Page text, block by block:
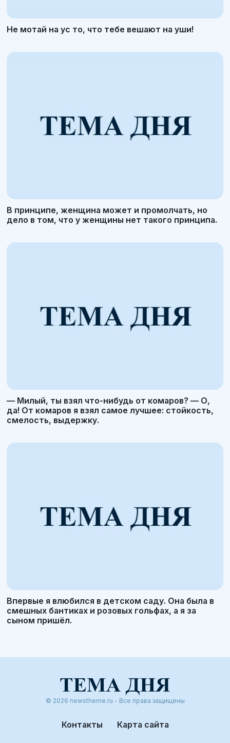
Не мотай на ус то, что тебе вешают на уши!
В принципе, женщина может и промолчать, но
дело в том, что у женщины нет такого принципа.
— Милый, ты взял что-нибудь от комаров? — О,
да! От комаров я взял самое лучшее: стойкость,
смелость, выдержку.
Впервые я влюбился в детском саду. Она была в
смешных бантиках и розовых гольфах, а я за
сыном пришёл.
© 2026 newstheme.ru - Все права защищены
Контакты Карта сайта